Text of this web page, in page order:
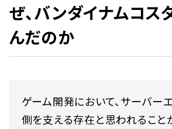
ぜ、バンダイナムコス
んだのか
ゲーム開発において、サーバー
側を支える存在と思われること